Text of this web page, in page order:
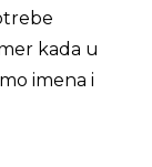
kada u
imena i